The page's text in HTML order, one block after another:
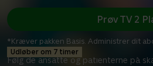
Udløber om 7 timer
Følg de ansatte og patienterne på
Prøv TV 2
*Kræver pakken Basis. Administrer dit